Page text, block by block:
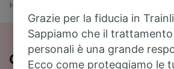
Home
Come viaggiare in treno
Grazie per la fiducia in
Sappiamo che il
personali è una grande
Ecco come proteggiamo le